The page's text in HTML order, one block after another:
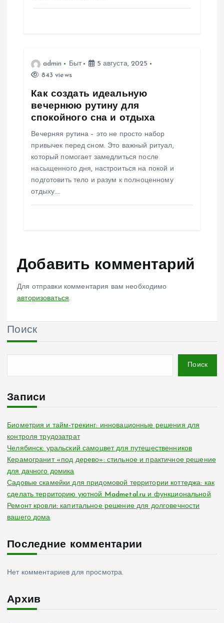
admin Быт
5 августа, 2025
843 views
Как создать идеальную
вечернюю рутину для
спокойного сна и отдыха
Вечерняя рутина – это не просто набор
привычек перед сном. Это важный ритуал,
который помогает замедлиться после
насыщенного дня, настроиться на покой и
подготовить тело и разум к полноценному
отдыху.…
Добавить комментарий
Для отправки комментария вам необходимо
авторизоваться.
Поиск
Поиск
Записи
Биометрия и тайм-трекинг: инновационные решения для
контроля трудозатрат
Челябинск: уральский самоцвет для путешественников
Керамогранит «под дерево»: стильное и практичное решение
для дачного домика
Садовые скамейки для придомовой территории коттеджа: как
сделать территорию уютной Madmetal.ru и функциональной
Ремонт кровли: капитальное решение для долговечности
вашего дома
Последние комментарии
Нет комментариев для просмотра.
Архив